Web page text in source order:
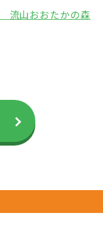
流山おおたかの森